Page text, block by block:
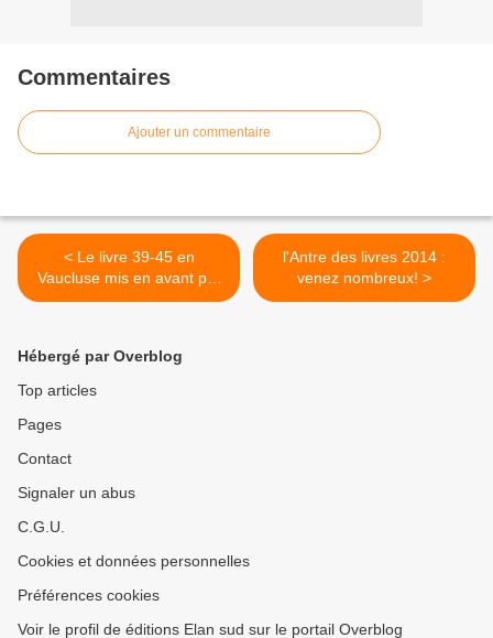
Commentaires
Ajouter un commentaire
< Le livre 39-45 en
Vaucluse mis en avant par
les médias
l'Antre des livres 2014 :
venez nombreux! >
Hébergé par Overblog
Top articles
Pages
Contact
Signaler un abus
C.G.U.
Cookies et données personnelles
Préférences cookies
Voir le profil de éditions Elan sud sur le portail Overblog